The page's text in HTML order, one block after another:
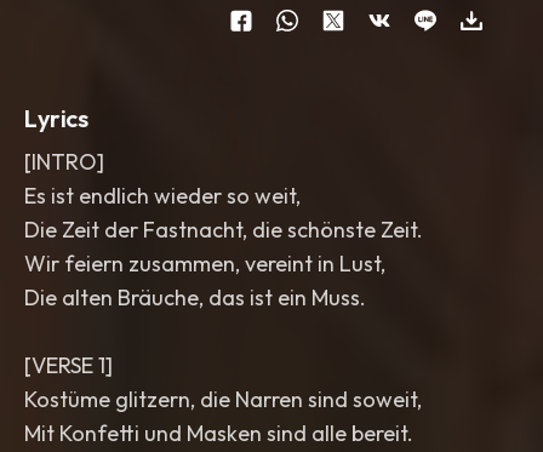
Lyrics
[INTRO]
Es ist endlich wieder so weit,
Die Zeit der Fastnacht, die schönste Zeit.
Wir feiern zusammen, vereint in Lust,
Die alten Bräuche, das ist ein Muss.
[VERSE 1]
Kostüme glitzern, die Narren sind soweit,
Mit Konfetti und Masken sind alle bereit.